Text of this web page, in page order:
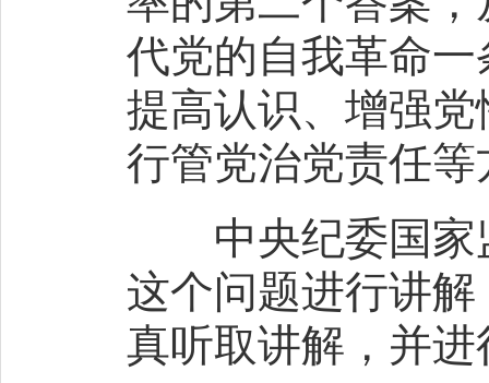
代党的自我革命
提高认识、增强
行管党治党责任
中央纪委国家
这个问题进行讲
真听取讲解，并